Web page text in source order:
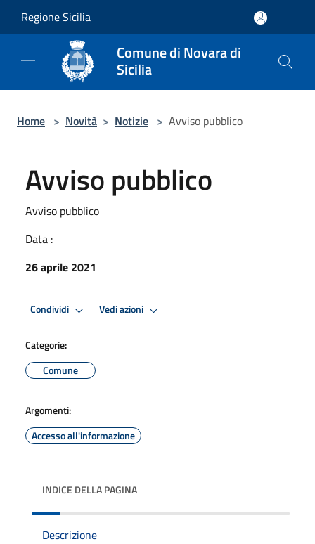
Regione Sicilia
Comune di Novara di
Sicilia
Home > Novità > Notizie > Avviso pubblico
Avviso pubblico
Avviso pubblico
Data :
26 aprile 2021
Condividi Vedi azioni
Categorie:
Comune
Argomenti:
Accesso all'informazione
INDICE DELLA PAGINA
Descrizione